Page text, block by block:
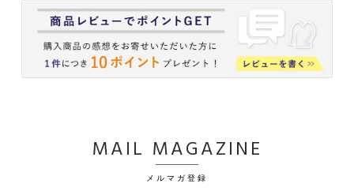
MAIL MAGAZINE
メルマガ登録